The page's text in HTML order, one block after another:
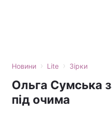
Новини › Lite › Зірки
Ольга Сумська
під очима